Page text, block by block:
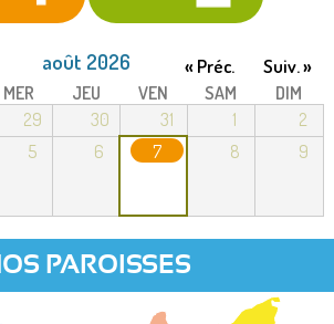
août 2026 « Préc. Suiv. »
MER JEU VEN SAM
DIM
29 30 31 1
2
5 6 7 8 9
PAROISSES